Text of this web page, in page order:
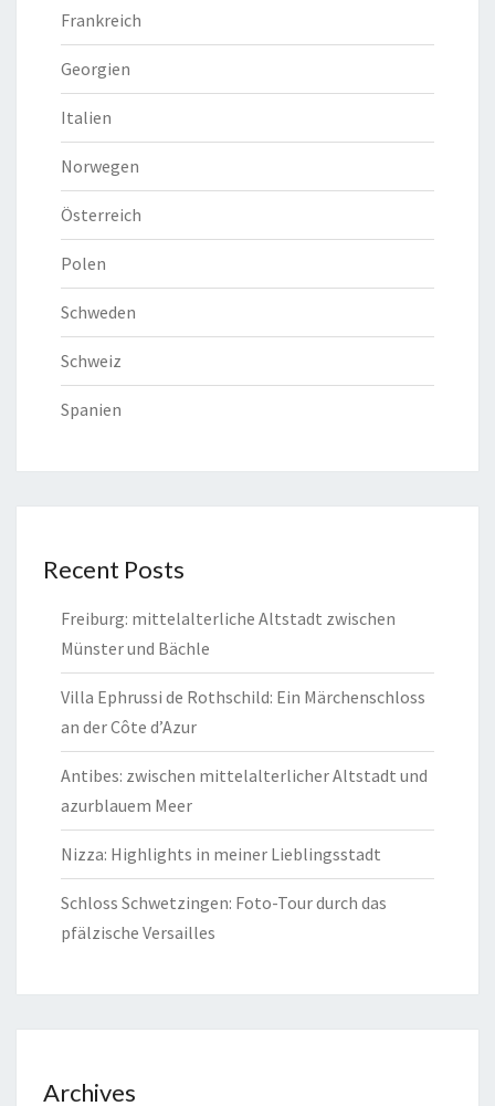
Frankreich
Georgien
Italien
Norwegen
Österreich
Polen
Schweden
Schweiz
Spanien
Recent Posts
Freiburg: mittelalterliche Altstadt zwischen
Münster und Bächle
Villa Ephrussi de Rothschild: Ein Märchenschloss
an der Côte d’Azur
Antibes: zwischen mittelalterlicher Altstadt und
azurblauem Meer
Nizza: Highlights in meiner Lieblingsstadt
Schloss Schwetzingen: Foto-Tour durch das
pfälzische Versailles
Archives